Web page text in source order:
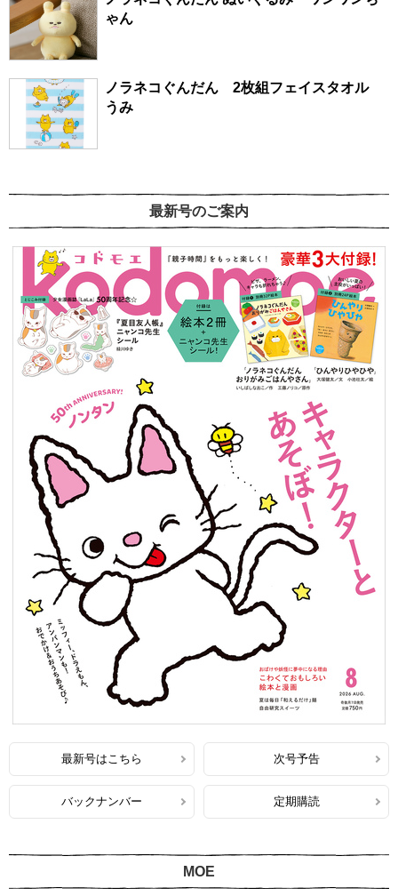
ゃん
ノラネコぐんだん 2枚組フェイスタオル
うみ
最新号のご案内
最新号はこちら 次号予告
バックナンバー 定期購読
MOE